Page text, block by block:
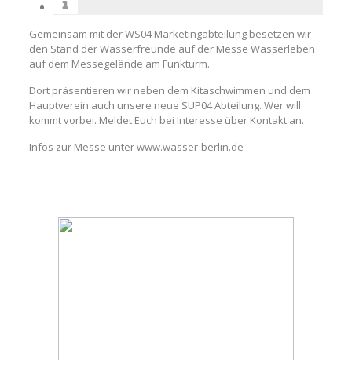
Gemeinsam mit der WS04 Marketingabteilung besetzen wir
den Stand der Wasserfreunde auf der Messe Wasserleben
auf dem Messegelände am Funkturm.
Dort präsentieren wir neben dem Kitaschwimmen und dem
Hauptverein auch unsere neue SUP04 Abteilung. Wer will
kommt vorbei. Meldet Euch bei Interesse über Kontakt an.
Infos zur Messe unter www.wasser-berlin.de